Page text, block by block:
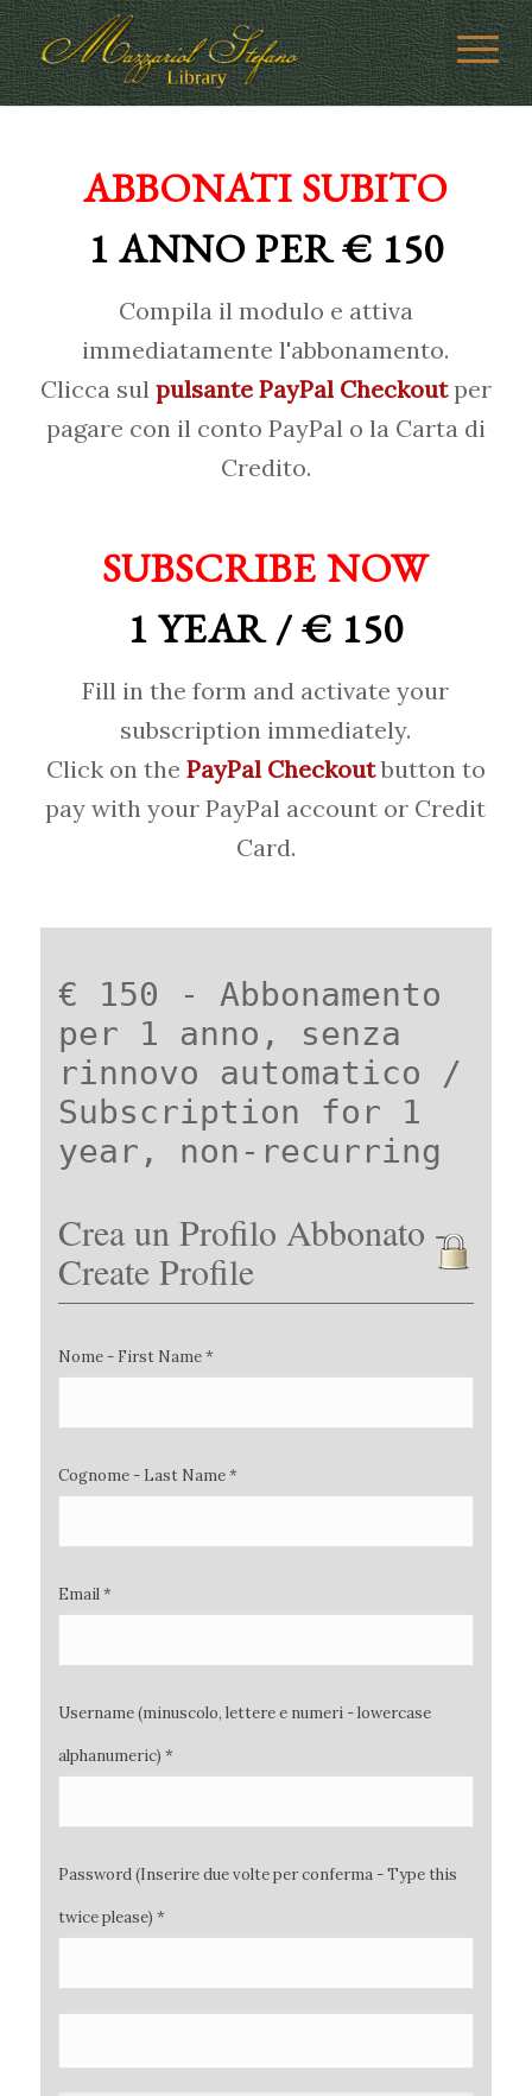
ABBONATI SUBITO
1 ANNO PER € 150
Compila il modulo e attiva
immediatamente l'abbonamento.
Clicca sul pulsante PayPal Checkoutper
pagare con il conto PayPal o la Carta di
Credito.
SUBSCRIBE NOW
1 YEAR / € 150
Fill in the form and activate your
subscription immediately.
Click on the PayPal Checkoutbutton to
pay with your PayPal account or Credit
Card.
€ 150 - Abbonamento
per 1 anno, senza
rinnovo automatico /
Subscription for 1
year, non-recurring
Crea un Profilo Abbonato -
Create Profile
Nome - First Name *
Cognome - Last Name *
Email *
Username (minuscolo, lettere e numeri - lowercase
alphanumeric) *
Password (Inserire due volte per conferma - Type this
twice please) *